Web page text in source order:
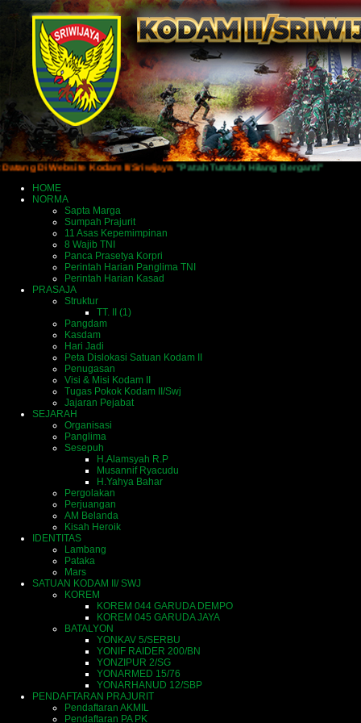
Website Kodam II/Sriwijaya "Patah Tumbuh Hilang Berganti"
HOME
NORMA
Sapta Marga
Sumpah Prajurit
11 Asas Kepemimpinan
8 Wajib TNI
Panca Prasetya Korpri
Perintah Harian Panglima TNI
Perintah Harian Kasad
PRASAJA
Struktur
TT. II (1)
Pangdam
Kasdam
Hari Jadi
Peta Dislokasi Satuan Kodam II
Penugasan
Visi & Misi Kodam II
Tugas Pokok Kodam II/Swj
Jajaran Pejabat
SEJARAH
Organisasi
Panglima
Sesepuh
H.Alamsyah R.P
Musannif Ryacudu
H.Yahya Bahar
Pergolakan
Perjuangan
AM Belanda
Kisah Heroik
IDENTITAS
Lambang
Pataka
Mars
SATUAN KODAM II/ SWJ
KOREM
KOREM 044 GARUDA DEMPO
KOREM 045 GARUDA JAYA
BATALYON
YONKAV 5/SERBU
YONIF RAIDER 200/BN
YONZIPUR 2/SG
YONARMED 15/76
YONARHANUD 12/SBP
PENDAFTARAN PRAJURIT
Pendaftaran AKMIL
Pendaftaran PA PK